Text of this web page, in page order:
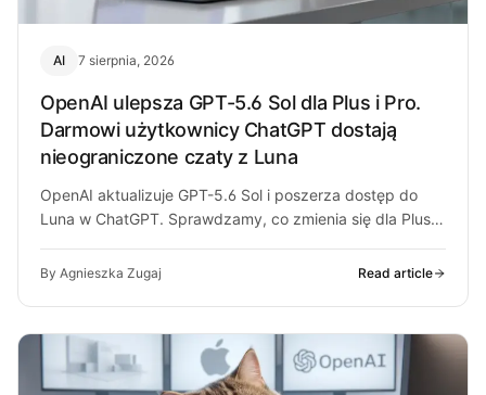
AI 7 sierpnia, 2026
OpenAI ulepsza GPT-5.6 Sol dla Plus i Pro.
Darmowi użytkownicy ChatGPT dostają
nieograniczone czaty z Luna
OpenAI aktualizuje GPT-5.6 Sol i poszerza dostęp do
Luna w ChatGPT. Sprawdzamy, co zmienia się dla Plus,
By Agnieszka Zugaj Read article